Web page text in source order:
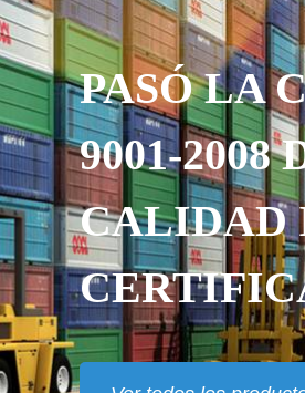
PASÓ LA
9001-2008
CALIDAD